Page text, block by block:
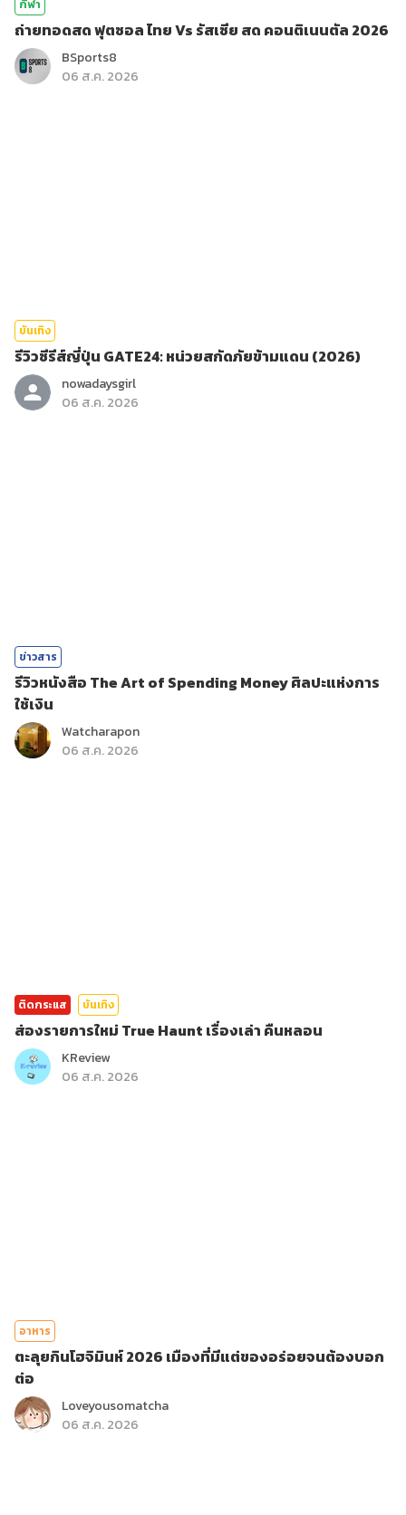
กีฬา
ถ่ายทอดสด ฟุตซอล ไทย Vs รัสเซีย สด คอนติเนนตัล 2026
BSports8
06 ส.ค. 2026
บันเทิง
รีวิวซีรีส์ญี่ปุ่น GATE24: หน่วยสกัดภัยข้ามแดน (2026)
nowadaysgirl
06 ส.ค. 2026
ข่าวสาร
รีวิวหนังสือ The Art of Spending Money ศิลปะแห่งการ
ใช้เงิน
Watcharapon
06 ส.ค. 2026
ติดกระแส บันเทิง
ส่องรายการใหม่ True Haunt เรื่องเล่า คืนหลอน
KReview
06 ส.ค. 2026
อาหาร
ตะลุยกินโฮจิมินห์ 2026 เมืองที่มีแต่ของอร่อยจนต้องบอก
ต่อ
Loveyousomatcha
06 ส.ค. 2026